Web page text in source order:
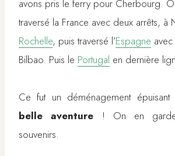
avons pris le ferry pour Cherbourg.
traversé la France avec deux arrêts, à
Rochelle, puis traversé l’Espagne
Bilbao. Puis le Portugal en dernière
Ce fut un déménagement épuisant
belle aventure ! On en
souvenirs.